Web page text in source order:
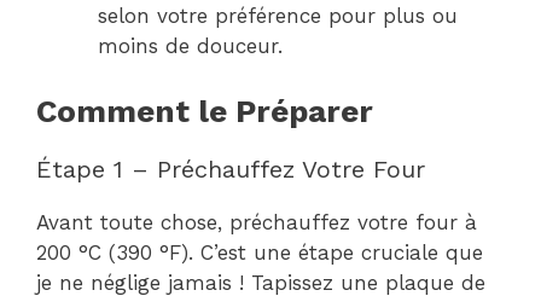
selon votre préférence pour plus ou
moins de douceur.
Comment le Préparer
Étape 1 – Préchauffez Votre Four
Avant toute chose, préchauffez votre four à
200 °C (390 °F). C’est une étape cruciale que
je ne néglige jamais ! Tapissez une plaque de